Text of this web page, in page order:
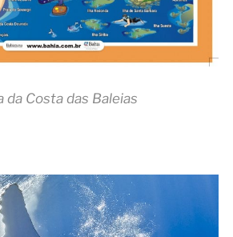
da Costa das Baleias